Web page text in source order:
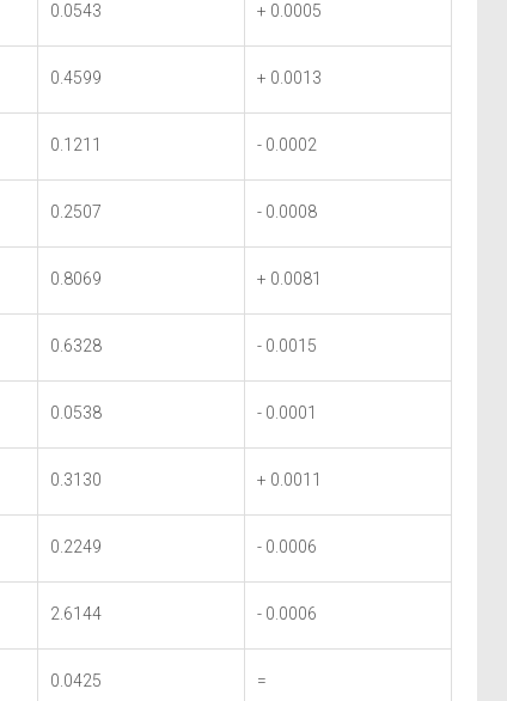
0.0543 + 0.0005
0.4599 + 0.0013
0.1211 - 0.0002
0.2507 - 0.0008
0.8069 + 0.0081
0.6328 - 0.0015
0.0538 - 0.0001
0.3130 + 0.0011
0.2249 - 0.0006
2.6144 - 0.0006
0.0425 =